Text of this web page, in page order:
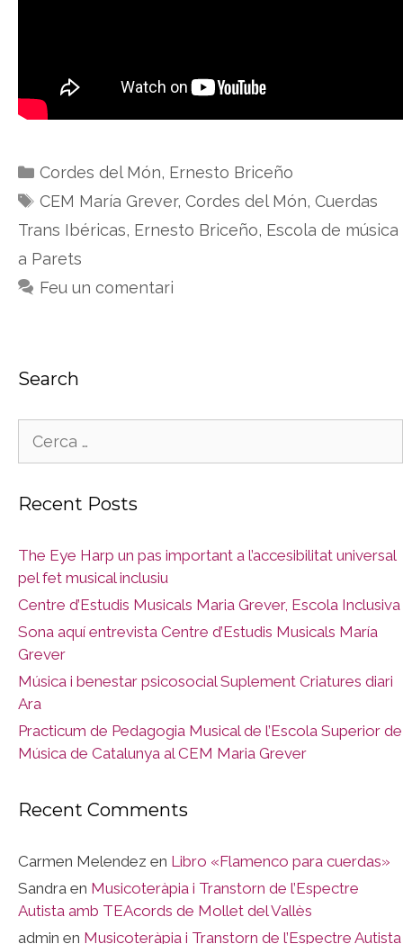
Categories
Cordes del Món, Ernesto Briceño
Etiquetes
CEM María Grever, Cordes del Món, Cuerdas
Trans Ibéricas, Ernesto Briceño, Escola de música
a Parets
Feu un comentari
Search
Recent Posts
The Eye Harp un pas important a l’accesibilitat universal
pel fet musical inclusiu
Centre d’Estudis Musicals Maria Grever, Escola Inclusiva
Sona aquí entrevista Centre d’Estudis Musicals María
Grever
Música i benestar psicosocial Suplement Criatures diari
Ara
Practicum de Pedagogia Musical de l’Escola Superior de
Música de Catalunya al CEM Maria Grever
Recent Comments
Carmen Melendez en Libro «Flamenco para cuerdas»
Sandra en Musicoteràpia i Transtorn de l’Espectre
Autista amb TEAcords de Mollet del Vallès
admin en Musicoteràpia i Transtorn de l’Espectre Autista